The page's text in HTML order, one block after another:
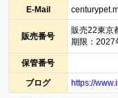
E-Mail
販売番号
販売22東
期限：
保管番号
ブログ https://